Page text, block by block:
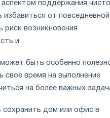
поддержания
от повседневной
риск возникновения
и
быть особенно
свое время на выполнение
на более важных
дом или офис в